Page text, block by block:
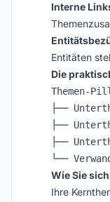
Interne
Entitäten
Die
Themen-
├──
├──
├──
Wie Sie
Ihre